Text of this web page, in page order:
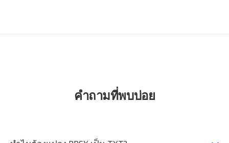
คำถามที่พบบ่อย